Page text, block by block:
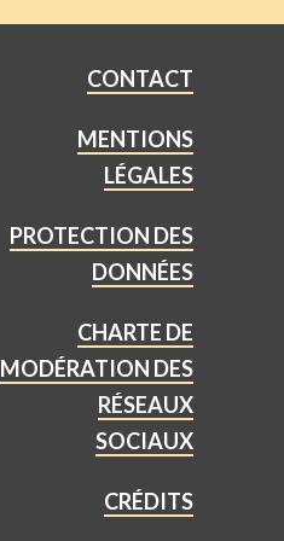
CONTACT
MENTIONS
LÉGALES
PROTECTION DES
DONNÉES
CHARTE DE
MODÉRATION DES
RÉSEAUX
SOCIAUX
CRÉDITS